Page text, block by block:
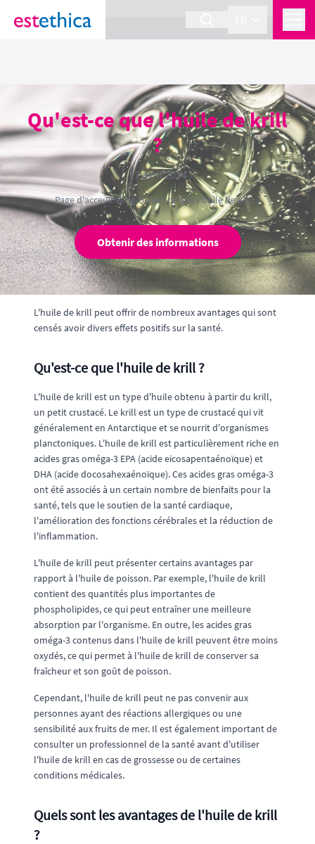
section Service {
Qu'est-ce que l'huile de krill
?
17 avril 2024
Page d'acceuil›Blog›Qu'est-ce que l'huile de krill ?
Obtenir des informations
L'huile de krill peut offrir de nombreux avantages qui sont
censés avoir divers effets positifs sur la santé.
Qu'est-ce que l'huile de krill ?
L'huile de krill est un type d'huile obtenu à partir du krill,
un petit crustacé. Le krill est un type de crustacé qui vit
généralement en Antarctique et se nourrit d'organismes
planctoniques. L'huile de krill est particulièrement riche en
acides gras oméga-3 EPA (acide eicosapentaénoïque) et
DHA (acide docosahexaénoïque). Ces acides gras oméga-3
ont été associés à un certain nombre de bienfaits pour la
santé, tels que le soutien de la santé cardiaque,
l'amélioration des fonctions cérébrales et la réduction de
l'inflammation.
L'huile de krill peut présenter certains avantages par
rapport à l'huile de poisson. Par exemple, l'huile de krill
contient des quantités plus importantes de
phospholipides, ce qui peut entraîner une meilleure
absorption par l'organisme. En outre, les acides gras
oméga-3 contenus dans l'huile de krill peuvent être moins
oxydés, ce qui permet à l'huile de krill de conserver sa
fraîcheur et son goût de poisson.
Cependant, l'huile de krill peut ne pas convenir aux
personnes ayant des réactions allergiques ou une
sensibilité aux fruits de mer. Il est également important de
consulter un professionnel de la santé avant d'utiliser
l'huile de krill en cas de grossesse ou de certaines
conditions médicales.
Quels sont les avantages de l'huile de krill
?